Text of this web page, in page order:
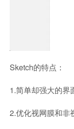
Sketch的特点：
1.简单却强大的界
2.优化视网膜和非